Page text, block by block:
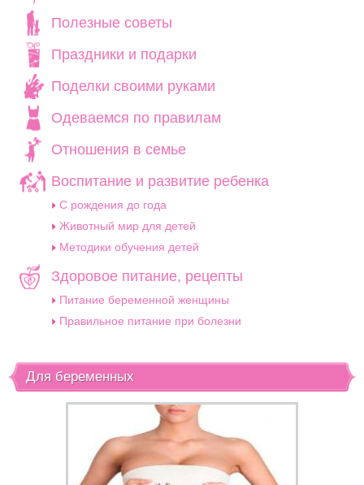
Полезные советы
Праздники и подарки
Поделки своими руками
Одеваемся по правилам
Отношения в семье
Воспитание и развитие ребенка
C рождения до года
Животный мир для детей
Методики обучения детей
Здоровое питание, рецепты
Питание беременной женщины
Правильное питание при болезни
Для беременных